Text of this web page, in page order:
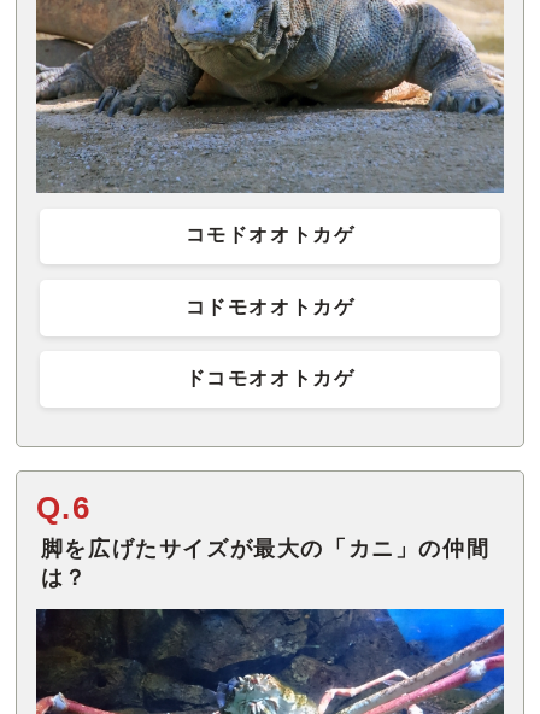
コモドオオトカゲ
コドモオオトカゲ
ドコモオオトカゲ
Q.6
脚を広げたサイズが最大の「カニ」の仲間
は？